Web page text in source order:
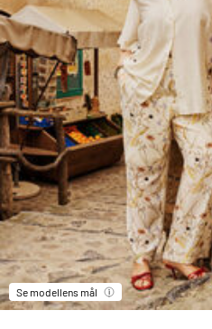
Se modellens mål